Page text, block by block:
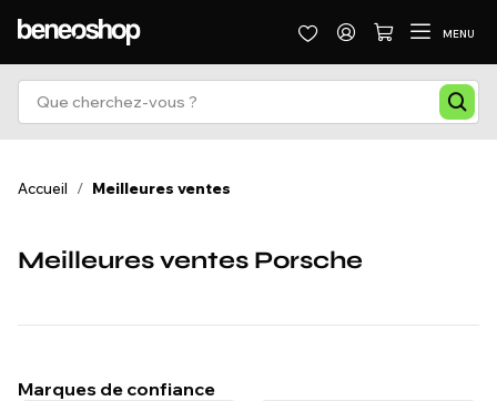
MENU
Accueil / Meilleures ventes
Meilleures ventes Porsche
Marques de confiance